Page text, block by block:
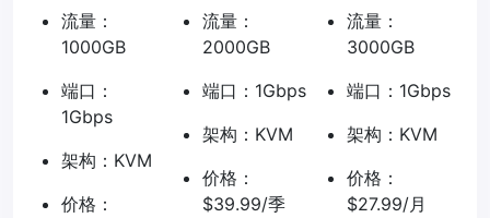
流量：
1000GB
端口：
1Gbps
架构：KVM
价格：
流量：
2000GB
端口：1Gbps
架构：KVM
价格：
$39.99/季
流量：
3000GB
端口：1Gbps
架构：KVM
价格：
$27.99/月